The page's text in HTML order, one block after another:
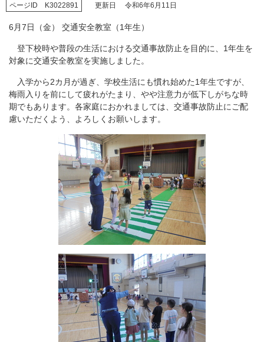
ページID K3022891 更新日 令和6年6月11日
6月7日（金） 交通安全教室（1年生）
登下校時や普段の生活における交通事故防止を目的に、1年生を
対象に交通安全教室を実施しました。
入学から2カ月が過ぎ、学校生活にも慣れ始めた1年生ですが、
梅雨入りを前にして疲れがたまり、やや注意力が低下しがちな時
期でもあります。各家庭におかれましては、交通事故防止にご配
慮いただくよう、よろしくお願いします。